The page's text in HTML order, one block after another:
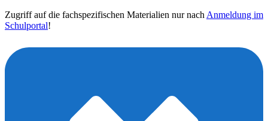
Zugriff auf die fachspezifischen Materialien nur nach Anmeldung im
Schulportal!